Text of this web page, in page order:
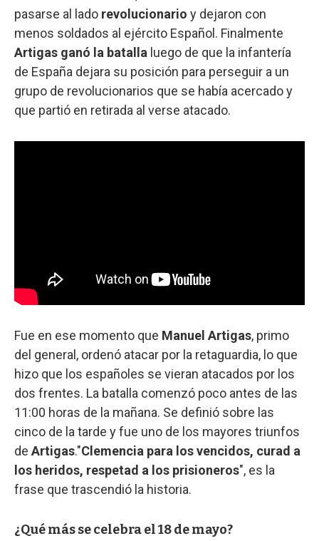
pasarse al lado revolucionario y dejaron con
menos soldados al ejército Español. Finalmente
Artigas ganó la batalla luego de que la infantería
de España dejara su posición para perseguir a un
grupo de revolucionarios que se había acercado y
que partió en retirada al verse atacado.
Fue en ese momento que Manuel Artigas, primo
del general, ordenó atacar por la retaguardia, lo que
hizo que los españoles se vieran atacados por los
dos frentes. La batalla comenzó poco antes de las
11:00 horas de la mañana. Se definió sobre las
cinco de la tarde y fue uno de los mayores triunfos
de Artigas."Clemencia para los vencidos, curad a
los heridos, respetad a los prisioneros", es la
frase que trascendió la historia.
¿Qué más se celebra el 18 de mayo?